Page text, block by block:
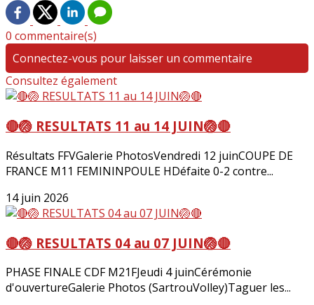
0 commentaire(s)
Connectez-vous pour laisser un commentaire
Consultez également
🔴🏐 RESULTATS 11 au 14 JUIN🏐🔴
Résultats FFVGalerie PhotosVendredi 12 juinCOUPE DE
FRANCE M11 FEMININPOULE HDéfaite 0-2 contre...
14 juin 2026
🔴🏐 RESULTATS 04 au 07 JUIN🏐🔴
PHASE FINALE CDF M21FJeudi 4 juinCérémonie
d'ouvertureGalerie Photos (SartrouVolley)Taguer les...